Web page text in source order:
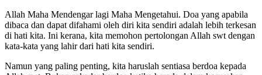
Allah Maha Mendengar lagi Maha Mengetahui. Doa yang apabila
dibaca dan dapat difahami oleh diri kita sendiri adalah lebih terkesan
di hati kita. Ini kerana, kita memohon pertolongan Allah swt dengan
kata-kata yang lahir dari hati kita sendiri.
Namun yang paling penting, kita haruslah sentiasa berdoa kepada